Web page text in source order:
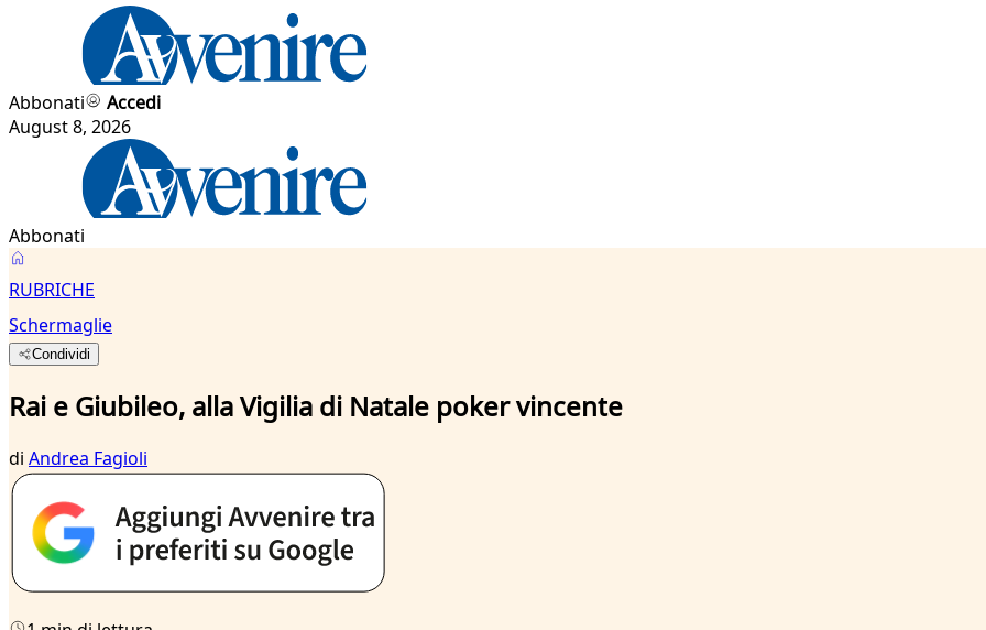
Abbonati
Accedi
August 8, 2026
Abbonati
RUBRICHE
Schermaglie
Condividi
Rai e Giubileo, alla Vigilia di Natale poker vincente
di Andrea Fagioli